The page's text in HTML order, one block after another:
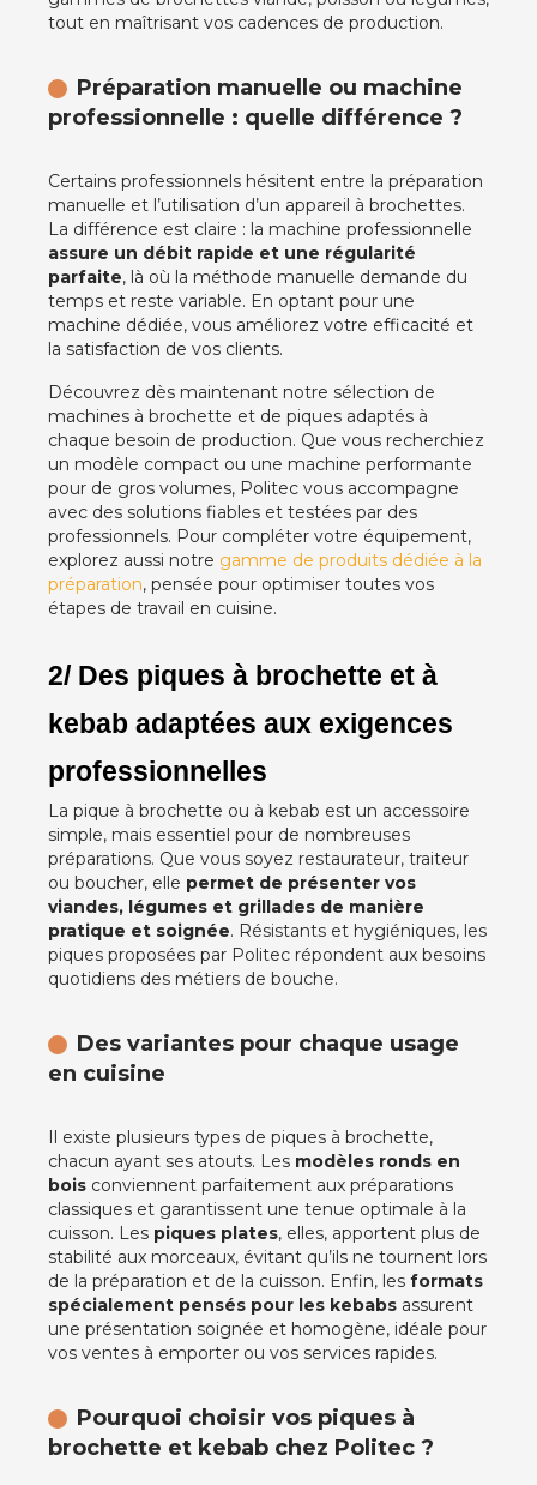
tout en maîtrisant vos cadences de production.
Préparation manuelle ou machine
professionnelle : quelle différence ?
Certains professionnels hésitent entre la préparation
manuelle et l’utilisation d’un appareil à brochettes.
La différence est claire : la machine professionnelle
assure un débit rapide et une régularité
parfaite, là où la méthode manuelle demande du
temps et reste variable. En optant pour une
machine dédiée, vous améliorez votre efficacité et
la satisfaction de vos clients.
Découvrez dès maintenant notre sélection de
machines à brochette et de piques adaptés à
chaque besoin de production. Que vous recherchiez
un modèle compact ou une machine performante
pour de gros volumes, Politec vous accompagne
avec des solutions fiables et testées par des
professionnels. Pour compléter votre équipement,
explorez aussi notre gamme de produits dédiée à la
préparation, pensée pour optimiser toutes vos
étapes de travail en cuisine.
2/ Des piques à brochette et à
kebab adaptées aux exigences
professionnelles
La pique à brochette ou à kebab est un accessoire
simple, mais essentiel pour de nombreuses
préparations. Que vous soyez restaurateur, traiteur
ou boucher, elle permet de présenter vos
viandes, légumes et grillades de manière
pratique et soignée. Résistants et hygiéniques, les
piques proposées par Politec répondent aux besoins
quotidiens des métiers de bouche.
Des variantes pour chaque usage
en cuisine
Il existe plusieurs types de piques à brochette,
chacun ayant ses atouts. Les modèles ronds en
bois conviennent parfaitement aux préparations
classiques et garantissent une tenue optimale à la
cuisson. Les piques plates, elles, apportent plus de
stabilité aux morceaux, évitant qu’ils ne tournent lors
de la préparation et de la cuisson. Enfin, les formats
spécialement pensés pour les kebabs assurent
une présentation soignée et homogène, idéale pour
vos ventes à emporter ou vos services rapides.
Pourquoi choisir vos piques à
brochette et kebab chez Politec ?